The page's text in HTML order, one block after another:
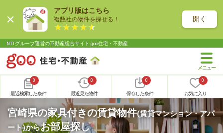
アプリ版はこちら
複数社の物件を探せる！ 開く
NTTグループ運営の不動産総合サイト goo住宅・不動産
0
最近検索した条件
0
最近見た物件
0
保存した条件
0
お気に入り
宮崎県の家具付きの賃貸物件(賃貸マンション・アパ
ート)からお部屋探し